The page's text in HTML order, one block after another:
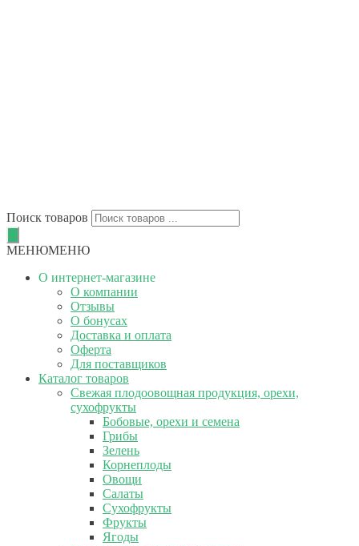
Поиск товаров
МЕНЮМЕНЮ
О интернет-магазине
О компании
Отзывы
О бонусах
Доставка и оплата
Оферта
Для поставщиков
Каталог товаров
Свежая плодоовощная продукция, орехи,
сухофрукты
Бобовые, орехи и семена
Грибы
Зелень
Корнеплоды
Овощи
Салаты
Сухофрукты
Фрукты
Ягоды